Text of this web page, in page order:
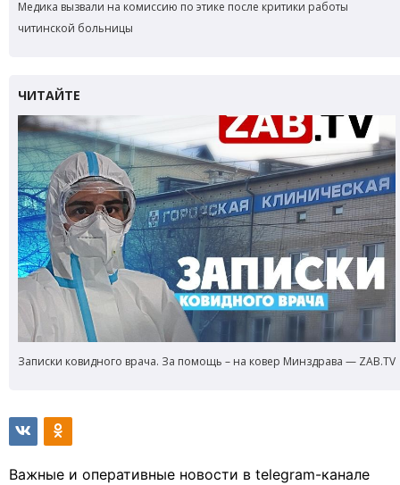
Медика вызвали на комиссию по этике после критики работы
читинской больницы
Записки ковидного врача. За помощь – на ковер Минздрава — ZAB.TV
Важные и оперативные новости в telegram-канале